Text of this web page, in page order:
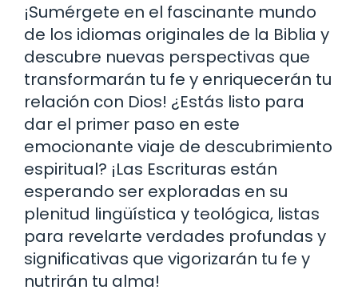
¡Sumérgete en el fascinante mundo
de los idiomas originales de la Biblia y
descubre nuevas perspectivas que
transformarán tu fe y enriquecerán tu
relación con Dios! ¿Estás listo para
dar el primer paso en este
emocionante viaje de descubrimiento
espiritual? ¡Las Escrituras están
esperando ser exploradas en su
plenitud lingüística y teológica, listas
para revelarte verdades profundas y
significativas que vigorizarán tu fe y
nutrirán tu alma!